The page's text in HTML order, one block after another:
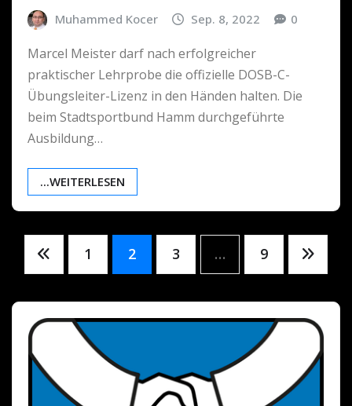
Muhammed Kocer Sep. 8, 2022 0
Marcel Meister darf nach erfolgreicher
praktischer Lehrprobe die offizielle DOSB-C-
Übungsleiter-Lizenz in den Händen halten. Die
beim Stadtsportbund Hamm durchgeführte
Ausbildung…
...WEITERLESEN
Seitennummerierung
der
Beiträge
1 2 3 … 9